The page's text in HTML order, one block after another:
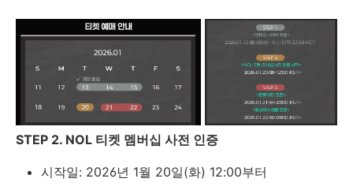
STEP 2. NOL 티켓 멤버십 사전 인증
시작일: 2026년 1월 20일(화) 12:00부터